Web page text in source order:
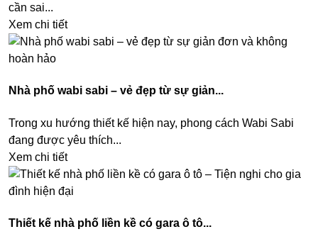
cần sai...
Xem chi tiết
Nhà phố wabi sabi – vẻ đẹp từ sự giản...
Trong xu hướng thiết kế hiện nay, phong cách Wabi Sabi
đang được yêu thích...
Xem chi tiết
Thiết kế nhà phố liền kề có gara ô tô...